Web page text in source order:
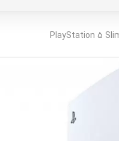
کنسول های بازیPlayStation 5